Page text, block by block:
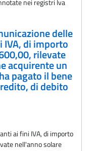
nei registri Iva
delle
di importo
rilevate
acquirente un
pagato il bene
di debito
ai fini IVA, di importo
nell'anno solare